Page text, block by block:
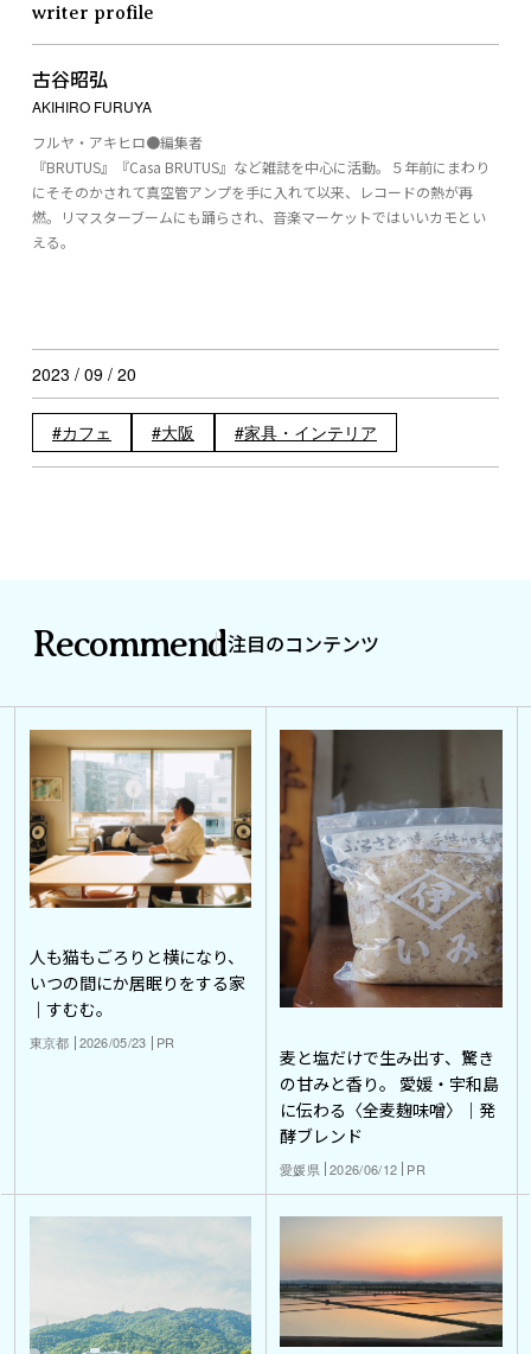
writer profile
古谷昭弘
AKIHIRO FURUYA
フルヤ・アキヒロ●編集者
『BRUTUS』『Casa BRUTUS』など雑誌を中心に活動。５年前にまわり
にそそのかされて真空管アンプを手に入れて以来、レコードの熱が再
燃。リマスターブームにも踊らされ、音楽マーケットではいいカモとい
える。
2023 / 09 / 20
カフェ 大阪 家具・インテリア
Recommend注目のコンテンツ
人も猫もごろりと横になり、
いつの間にか居眠りをする家
｜すむむ。
東京都 2026/05/23 PR
麦と塩だけで生み出す、驚き
の甘みと香り。 愛媛・宇和島
に伝わる〈全麦麹味噌〉｜発
酵ブレンド
愛媛県 2026/06/12 PR